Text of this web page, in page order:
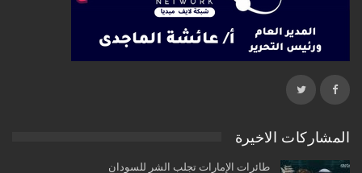
المشاركات الاخيرة
طائرات الإمارات تجلب الشر للسودان